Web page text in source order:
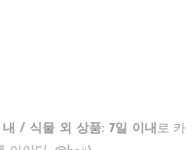
내 / 식물 외 상품: 7일 이내 로 카